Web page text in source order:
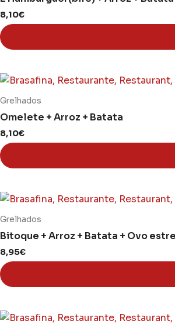
8,10€
Grelhados
Omelete + Arroz + Batata
8,10€
This
product
variants.
The
options
be
chosen
on
the
product
page
Grelhados
Bitoque + Arroz + Batata + Ovo
8,95€
This
product
multiple
variants.
The
options
be